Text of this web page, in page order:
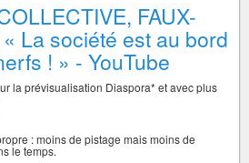
FAUX-
La société est au bord
! » - YouTube
la prévisualisation Diaspora* et avec plus
: moins de pistage mais moins de
le temps.